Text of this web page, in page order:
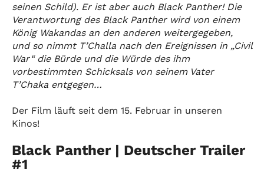
seinen Schild). Er ist aber auch Black Panther! Die
Verantwortung des Black Panther wird von einem
König Wakandas an den anderen weitergegeben,
und so nimmt T’Challa nach den Ereignissen in „Civil
War“ die Bürde und die Würde des ihm
vorbestimmten Schicksals von seinem Vater
T’Chaka entgegen…
Der Film läuft seit dem 15. Februar in unseren
Kinos!
Black Panther | Deutscher Trailer
#1